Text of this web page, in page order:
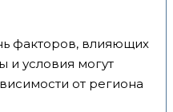
факторов, влияющих
и условия могут
от региона